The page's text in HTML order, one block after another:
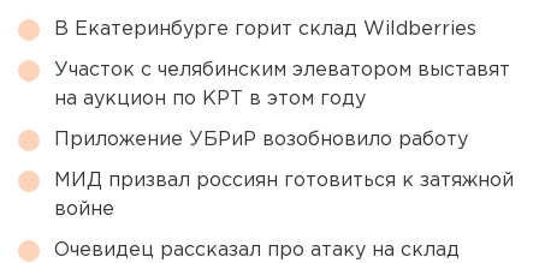
В Екатеринбурге горит склад Wildberries
Участок с челябинским элеватором выставят
на аукцион по КРТ в этом году
Приложение УБРиР возобновило работу
МИД призвал россиян готовиться к затяжной
войне
Очевидец рассказал про атаку на склад